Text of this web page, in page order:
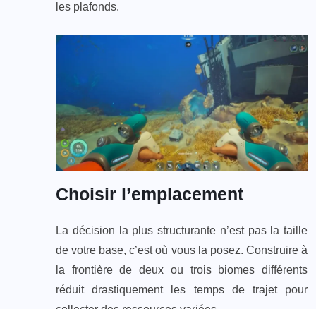
les plafonds.
Choisir l’emplacement
La décision la plus structurante n’est pas la taille
de votre base, c’est où vous la posez. Construire à
la frontière de deux ou trois biomes différents
réduit drastiquement les temps de trajet pour